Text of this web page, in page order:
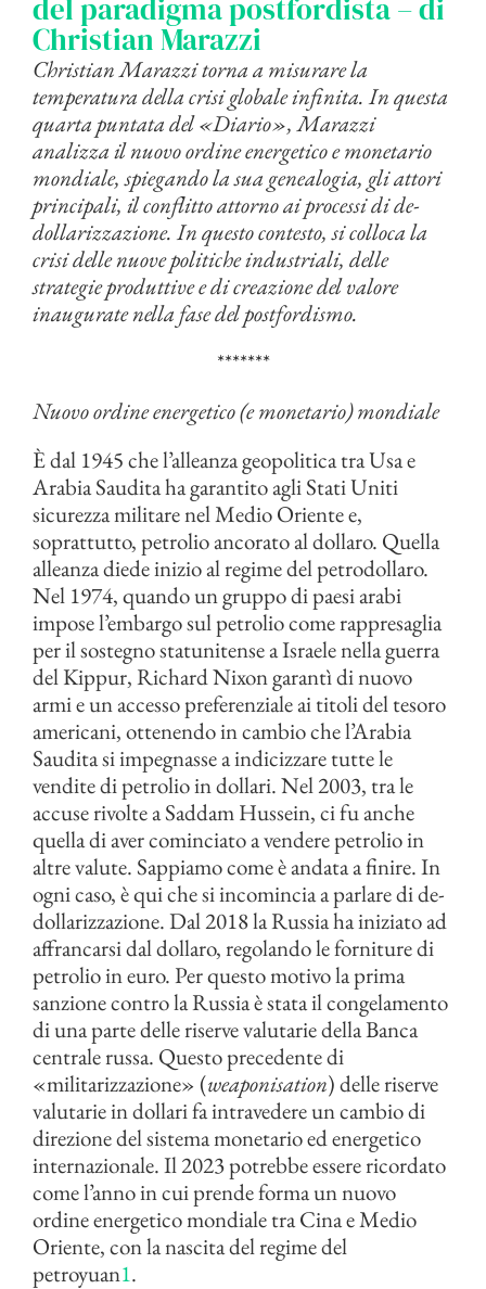
del paradigma postfordista – di
Christian Marazzi
Christian Marazzi torna a misurare la
temperatura della crisi globale infinita. In questa
quarta puntata del «Diario», Marazzi
analizza il nuovo ordine energetico e monetario
mondiale, spiegando la sua genealogia, gli attori
principali, il conflitto attorno ai processi di de-
dollarizzazione. In questo contesto, si colloca la
crisi delle nuove politiche industriali, delle
strategie produttive e di creazione del valore
inaugurate nella fase del postfordismo.
*******
Nuovo ordine energetico (e monetario) mondiale
È dal 1945 che l’alleanza geopolitica tra Usa e
Arabia Saudita ha garantito agli Stati Uniti
sicurezza militare nel Medio Oriente e,
soprattutto, petrolio ancorato al dollaro. Quella
alleanza diede inizio al regime del petrodollaro.
Nel 1974, quando un gruppo di paesi arabi
impose l’embargo sul petrolio come rappresaglia
per il sostegno statunitense a Israele nella guerra
del Kippur, Richard Nixon garantì di nuovo
armi e un accesso preferenziale ai titoli del tesoro
americani, ottenendo in cambio che l’Arabia
Saudita si impegnasse a indicizzare tutte le
vendite di petrolio in dollari. Nel 2003, tra le
accuse rivolte a Saddam Hussein, ci fu anche
quella di aver cominciato a vendere petrolio in
altre valute. Sappiamo come è andata a finire. In
ogni caso, è qui che si incomincia a parlare di de-
dollarizzazione. Dal 2018 la Russia ha iniziato ad
affrancarsi dal dollaro, regolando le forniture di
petrolio in euro. Per questo motivo la prima
sanzione contro la Russia è stata il congelamento
di una parte delle riserve valutarie della Banca
centrale russa. Questo precedente di
«militarizzazione» (weaponisation) delle riserve
valutarie in dollari fa intravedere un cambio di
direzione del sistema monetario ed energetico
internazionale. Il 2023 potrebbe essere ricordato
come l’anno in cui prende forma un nuovo
ordine energetico mondiale tra Cina e Medio
Oriente, con la nascita del regime del
petroyuan1.